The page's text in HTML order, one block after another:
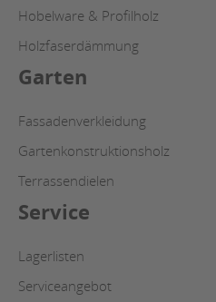
Hobelware & Profilholz
Holzfaserdämmung
Garten
Fassadenverkleidung
Gartenkonstruktionsholz
Terrassendielen
Service
Lagerlisten
Serviceangebot